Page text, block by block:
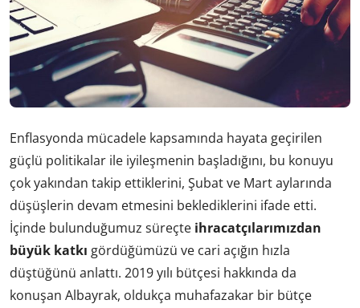
Enflasyonda mücadele kapsamında hayata geçirilen
güçlü politikalar ile iyileşmenin başladığını, bu konuyu
çok yakından takip ettiklerini, Şubat ve Mart aylarında
düşüşlerin devam etmesini beklediklerini ifade etti.
İçinde bulunduğumuz süreçte ihracatçılarımızdan
büyük katkı gördüğümüzü ve cari açığın hızla
düştüğünü anlattı. 2019 yılı bütçesi hakkında da
konuşan Albayrak, oldukça muhafazakar bir bütçe